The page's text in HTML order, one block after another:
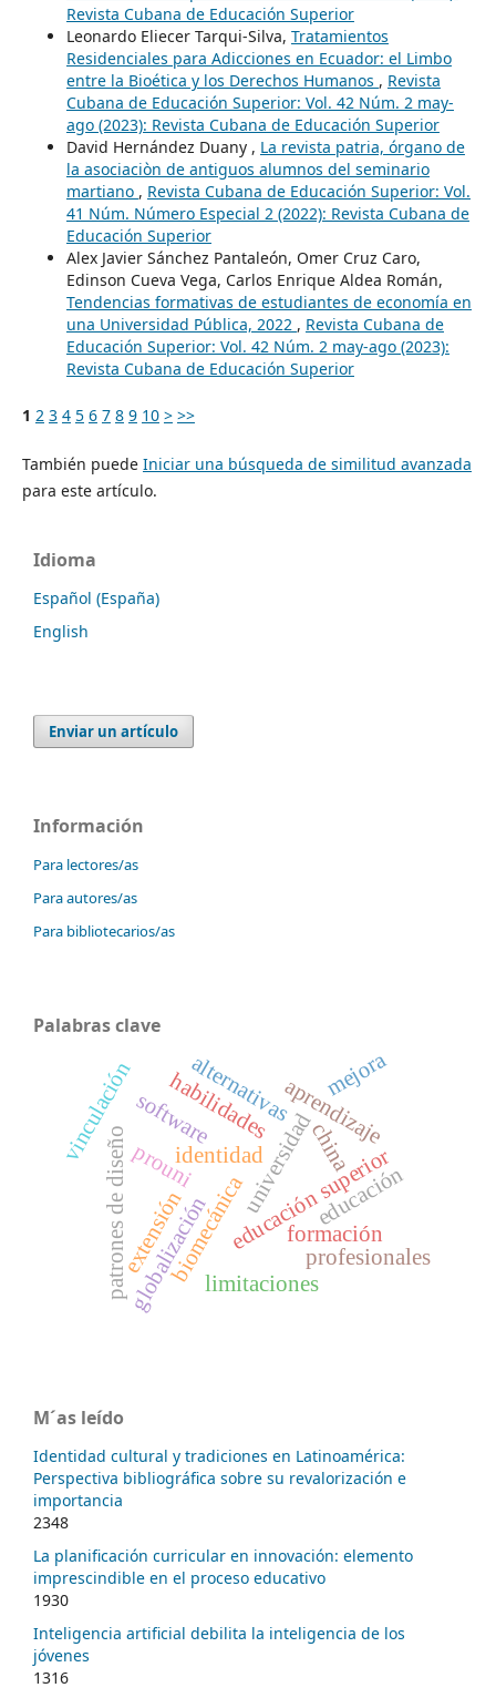
Revista Cubana de Educación Superior
Leonardo Eliecer Tarqui-Silva, Tratamientos
Residenciales para Adicciones en Ecuador: el Limbo
entre la Bioética y los Derechos Humanos , Revista
Cubana de Educación Superior: Vol. 42 Núm. 2 may-
ago (2023): Revista Cubana de Educación Superior
David Hernández Duany , La revista patria, órgano de
la asociaciòn de antiguos alumnos del seminario
martiano , Revista Cubana de Educación Superior: Vol.
41 Núm. Número Especial 2 (2022): Revista Cubana de
Educación Superior
Alex Javier Sánchez Pantaleón, Omer Cruz Caro,
Edinson Cueva Vega, Carlos Enrique Aldea Román,
Tendencias formativas de estudiantes de economía en
una Universidad Pública, 2022 , Revista Cubana de
Educación Superior: Vol. 42 Núm. 2 may-ago (2023):
Revista Cubana de Educación Superior
1 2 3 4 5 6 7 8 9 10 > >>
También puede Iniciar una búsqueda de similitud avanzada
para este artículo.
Idioma
Español (España)
English
Enviar un artículo
Información
Para lectores/as
Para autores/as
Para bibliotecarios/as
Palabras clave
china
educación superior
globalización
identidad
patrones de diseño
software universidad
formación
profesionales
biomecánica
habilidadesaprendizaje
extensión
vinculación alternativas
limitaciones
mejora
educación
prouni
M´as leído
Identidad cultural y tradiciones en Latinoamérica:
Perspectiva bibliográfica sobre su revalorización e
importancia
2348
La planificación curricular en innovación: elemento
imprescindible en el proceso educativo
1930
Inteligencia artificial debilita la inteligencia de los
jóvenes
1316